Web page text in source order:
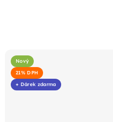
Nový
21% DPH
+ Dárek zdarma